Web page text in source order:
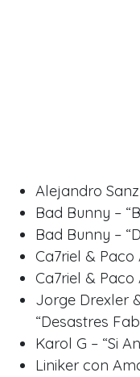
Alejandro
Bad Bunny –
Bad Bunny –
Ca7riel & Paco
Ca7riel & Paco
Jorge Drexler
“Desastres
Karol G – “Si
Liniker con